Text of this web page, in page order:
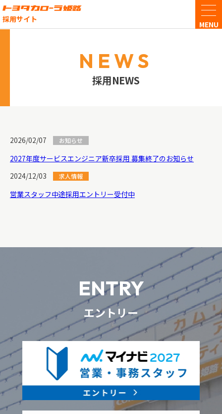
採用サイト
NEWS
採用NEWS
2026/02/07 お知らせ
2027年度サービスエンジニア新卒採用 募集終了のお知らせ
2024/12/03
求人情報
営業スタッフ中途採用エントリー受付中
ENTRY
エントリー